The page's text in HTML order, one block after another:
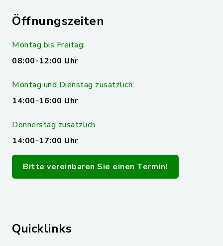
Öffnungszeiten
Montag bis Freitag:
08:00-12:00 Uhr
Montag und Dienstag zusätzlich:
14:00-16:00 Uhr
Donnerstag zusätzlich
14:00-17:00 Uhr
Bitte vereinbaren Sie einen Termin!
Quicklinks